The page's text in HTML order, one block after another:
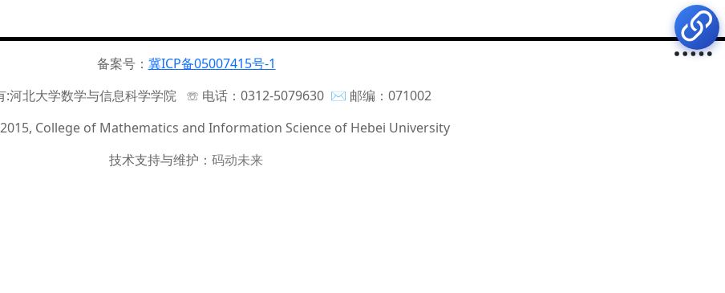
备案号： 冀ICP备05007415号-1
:河北大学数学与信息科学学院 ☏ 电话：0312-5079630 ✉ 邮编：071002
College of Mathematics and Information Science of Hebei University
技术支持与维护： 码动未来